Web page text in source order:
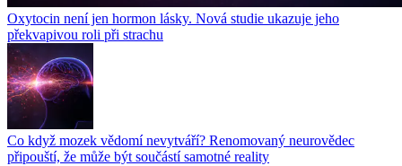
Oxytocin není jen hormon lásky. Nová studie ukazuje jeho
překvapivou roli při strachu
Co když mozek vědomí nevytváří? Renomovaný neurovědec
připouští, že může být součástí samotné reality